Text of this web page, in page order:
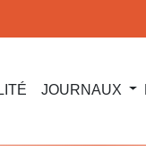
JOURNAUX